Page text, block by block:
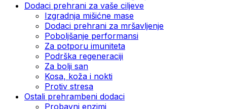
Dodaci prehrani za vaše ciljeve
Izgradnja mišićne mase
Dodaci prehrani za mršavljenje
Poboljšanje performansi
Za potporu imuniteta
Podrška regeneraciji
Za bolji san
Kosa, koža i nokti
Protiv stresa
Ostali prehrambeni dodaci
Probavni enzimi